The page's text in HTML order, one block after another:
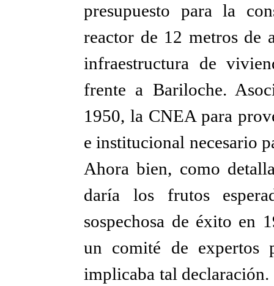
presupuesto para la
reactor de 12 metros de
infraestructura de
frente a Bariloche.
1950, la CNEA para
e institucional necesario
Ahora bien, como
daría los frutos
sospechosa de éxito en
un comité de expertos
implicaba tal declaración.